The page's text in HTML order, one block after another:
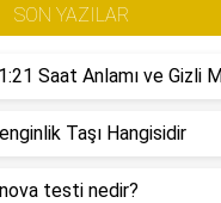
SON YAZILAR
Saat Anlamı ve Gizli
Taşı Hangisidir
testi nedir?